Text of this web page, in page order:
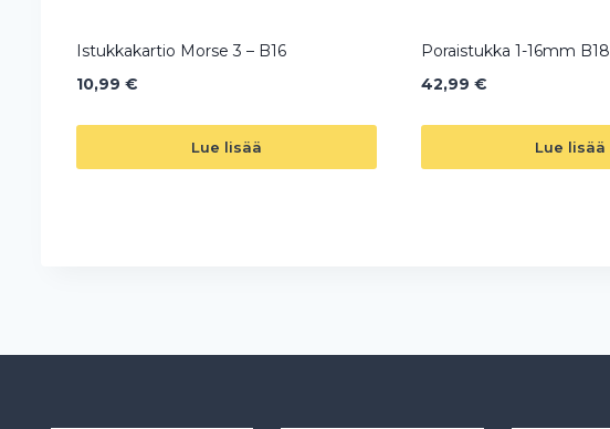
Istukkakartio Morse 3 – B16
10,99 €
Lue lisää
Poraistukka 1-16mm B18
42,99 €
Lue lisää